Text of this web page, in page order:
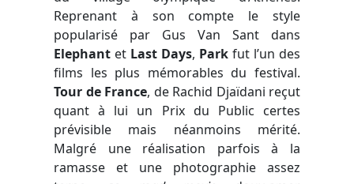
Reprenant à son compte le style
popularisé par Gus Van Sant dans
Elephant et Last Days, Park fut l’un des
films les plus mémorables du festival.
Tour de France, de Rachid Djaïdani reçut
quant à lui un Prix du Public certes
prévisible mais néanmoins mérité.
Malgré une réalisation parfois à la
ramasse et une photographie assez